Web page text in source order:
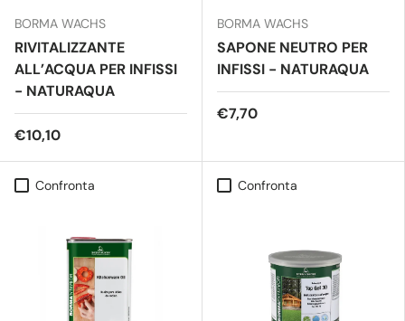
BORMA WACHS
RIVITALIZZANTE
ALL’ACQUA PER INFISSI
- NATURAQUA
€10,10
BORMA WACHS
SAPONE NEUTRO PER
INFISSI - NATURAQUA
€7,70
Confronta Confronta